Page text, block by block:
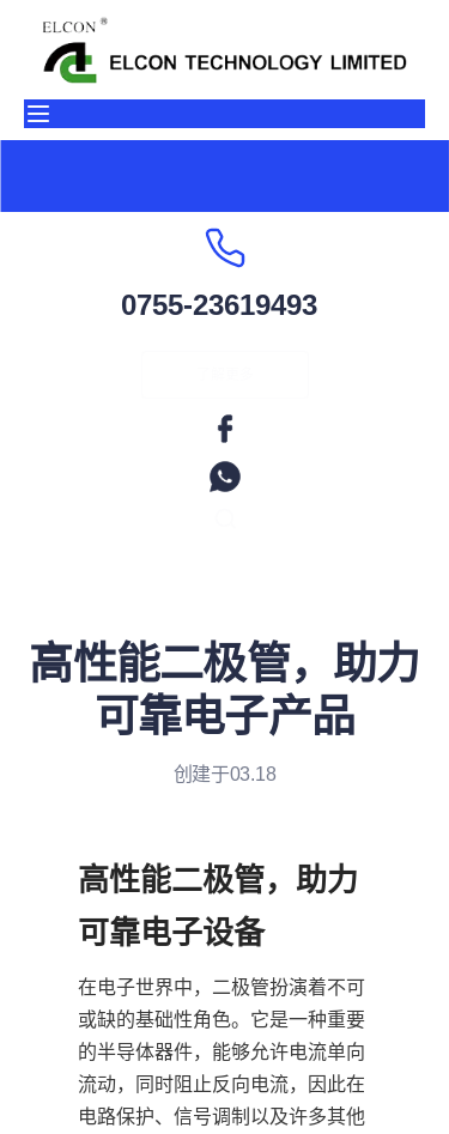
0755-23619493
高性能二极管，助力
可靠电子产品
创建于03.18
高性能二极管，助力
在电子世界中，二极管扮演着不可
或缺的基础性角色。它是一种重要
的半导体器件，能够允许电流单向
流动，同时阻止反向电流，因此在
电路保护、信号调制以及许多其他
首页